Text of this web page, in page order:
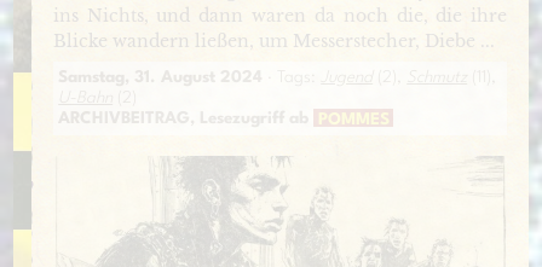
ins Nichts, und dann waren da noch die, die ihre
Blicke wandern ließen, um Messerstecher, Diebe ...
Samstag, 31. August 2024
POMMES